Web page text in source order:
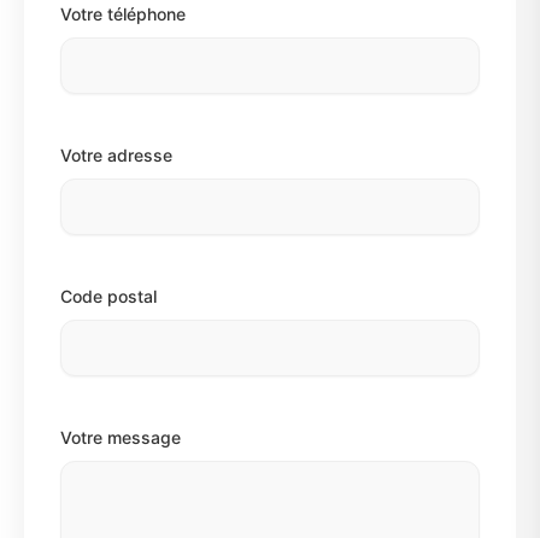
Votre téléphone
Votre adresse
Code postal
Votre message